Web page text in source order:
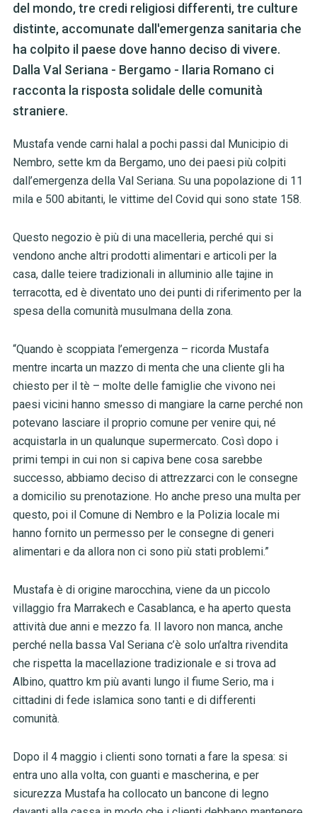
del mondo, tre credi religiosi differenti, tre culture
distinte, accomunate dall'emergenza sanitaria che
ha colpito il paese dove hanno deciso di vivere.
Dalla Val Seriana - Bergamo - Ilaria Romano ci
racconta la risposta solidale delle comunità
straniere.
Mustafa vende carni halal a pochi passi dal Municipio di
Nembro, sette km da Bergamo, uno dei paesi più colpiti
dall’emergenza della Val Seriana. Su una popolazione di 11
mila e 500 abitanti, le vittime del Covid qui sono state 158.
Questo negozio è più di una macelleria, perché qui si
vendono anche altri prodotti alimentari e articoli per la
casa, dalle teiere tradizionali in alluminio alle tajine in
terracotta, ed è diventato uno dei punti di riferimento per la
spesa della comunità musulmana della zona.
“Quando è scoppiata l’emergenza – ricorda Mustafa
mentre incarta un mazzo di menta che una cliente gli ha
chiesto per il tè – molte delle famiglie che vivono nei
paesi vicini hanno smesso di mangiare la carne perché non
potevano lasciare il proprio comune per venire qui, né
acquistarla in un qualunque supermercato. Così dopo i
primi tempi in cui non si capiva bene cosa sarebbe
successo, abbiamo deciso di attrezzarci con le consegne
a domicilio su prenotazione. Ho anche preso una multa per
questo, poi il Comune di Nembro e la Polizia locale mi
hanno fornito un permesso per le consegne di generi
alimentari e da allora non ci sono più stati problemi.”
Mustafa è di origine marocchina, viene da un piccolo
villaggio fra Marrakech e Casablanca, e ha aperto questa
attività due anni e mezzo fa. Il lavoro non manca, anche
perché nella bassa Val Seriana c’è solo un’altra rivendita
che rispetta la macellazione tradizionale e si trova ad
Albino, quattro km più avanti lungo il fiume Serio, ma i
cittadini di fede islamica sono tanti e di differenti
comunità.
Dopo il 4 maggio i clienti sono tornati a fare la spesa: si
entra uno alla volta, con guanti e mascherina, e per
sicurezza Mustafa ha collocato un bancone di legno